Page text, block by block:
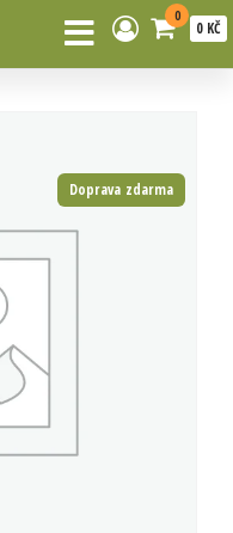
0
0 KČ
Doprava zdarma